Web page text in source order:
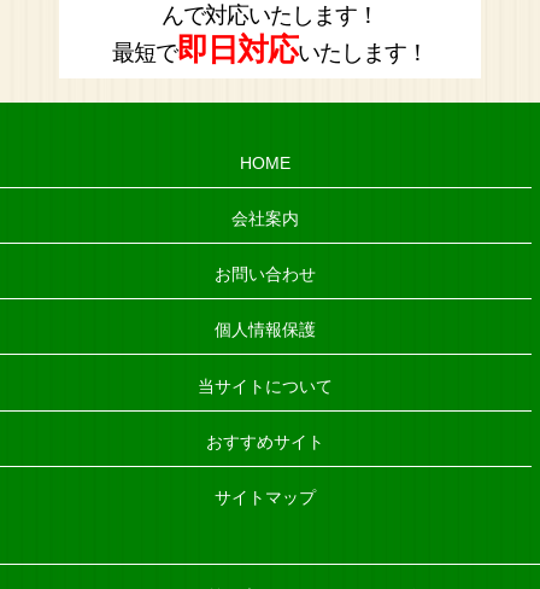
んで対応いたします！
最短で即日対応いたします！
HOME
会社案内
お問い合わせ
個人情報保護
当サイトについて
おすすめサイト
サイトマップ